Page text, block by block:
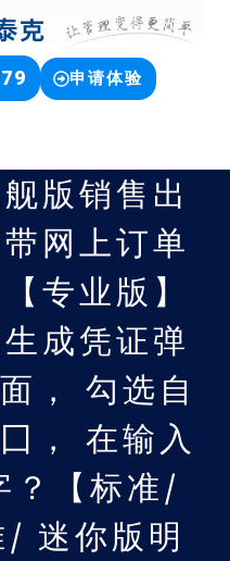
申请体验
版销售出
网上订单
专业版】
成凭证弹
， 勾选自
， 在输入
？【标准/
迷你版明